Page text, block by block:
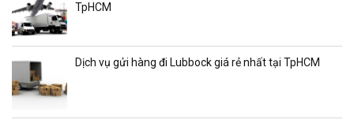
TpHCM
Dịch vụ gửi hàng đi Lubbock giá rẻ nhất tại TpHCM